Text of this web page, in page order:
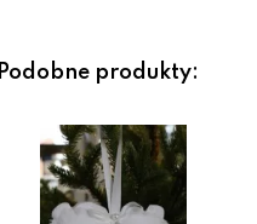
Podobne produkty: